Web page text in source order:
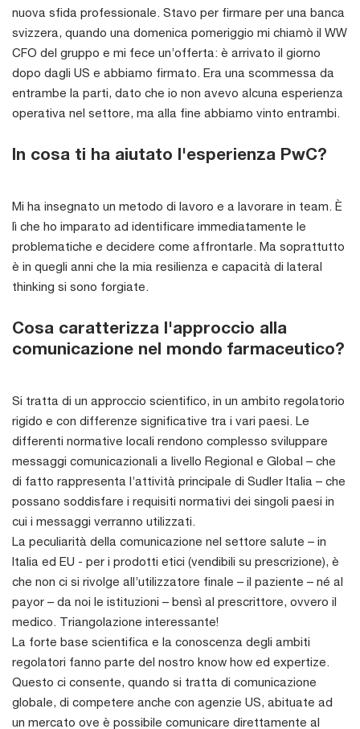
nuova sfida professionale. Stavo per firmare per una banca
svizzera, quando una domenica pomeriggio mi chiamò il WW
CFO del gruppo e mi fece un’offerta: è arrivato il giorno
dopo dagli US e abbiamo firmato. Era una scommessa da
entrambe la parti, dato che io non avevo alcuna esperienza
operativa nel settore, ma alla fine abbiamo vinto entrambi.
In cosa ti ha aiutato l'esperienza PwC?
Mi ha insegnato un metodo di lavoro e a lavorare in team. È
lì che ho imparato ad identificare immediatamente le
problematiche e decidere come affrontarle. Ma soprattutto
è in quegli anni che la mia resilienza e capacità di lateral
thinking si sono forgiate.
Cosa caratterizza l'approccio alla
comunicazione nel mondo farmaceutico?
Si tratta di un approccio scientifico, in un ambito regolatorio
rigido e con differenze significative tra i vari paesi. Le
differenti normative locali rendono complesso sviluppare
messaggi comunicazionali a livello Regional e Global – che
di fatto rappresenta l’attività principale di Sudler Italia – che
possano soddisfare i requisiti normativi dei singoli paesi in
cui i messaggi verranno utilizzati.
La peculiarità della comunicazione nel settore salute – in
Italia ed EU - per i prodotti etici (vendibili su prescrizione), è
che non ci si rivolge all’utilizzatore finale – il paziente – né al
payor – da noi le istituzioni – bensì al prescrittore, ovvero il
medico. Triangolazione interessante!
La forte base scientifica e la conoscenza degli ambiti
regolatori fanno parte del nostro know how ed expertize.
Questo ci consente, quando si tratta di comunicazione
globale, di competere anche con agenzie US, abituate ad
un mercato ove è possibile comunicare direttamente al